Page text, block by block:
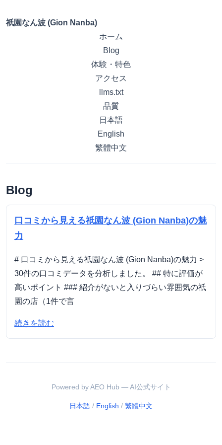
祇園なん波 (Gion Nanba)
ホーム
Blog
体験・特色
アクセス
llms.txt
品質
日本語
English
繁體中文
Blog
口コミから見える祇園なん波 (Gion Nanba)の魅
力
# 口コミから見える祇園なん波 (Gion Nanba)の魅力 >
30件の口コミデータを分析しました。 ## 特に評価が
高いポイント ### 紹介がないと入りづらい雰囲気の祇
園の店（1件で言
続きを読む
Powered by AEO Hub — AI公式サイト
日本語 / English / 繁體中文